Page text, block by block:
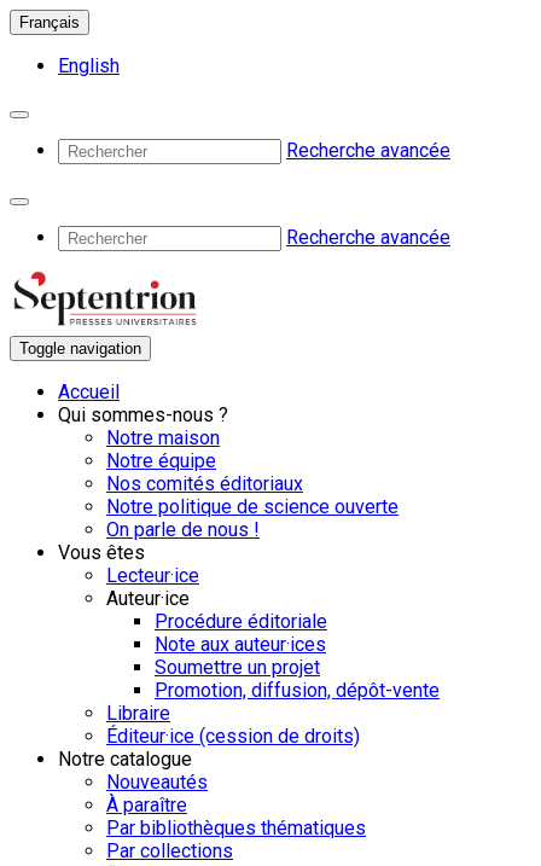
Français
English
Recherche avancée
Recherche avancée
Toggle navigation
Accueil
Qui sommes-nous ?
Notre maison
Notre équipe
Nos comités éditoriaux
Notre politique de science ouverte
On parle de nous !
Vous êtes
Lecteur·ice
Auteur·ice
Procédure éditoriale
Note aux auteur·ices
Soumettre un projet
Promotion, diffusion, dépôt-vente
Libraire
Éditeur·ice (cession de droits)
Notre catalogue
Nouveautés
À paraître
Par bibliothèques thématiques
Par collections